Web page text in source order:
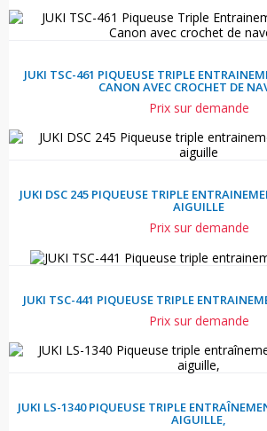
JUKI TSC-461 PIQUEUSE TRIPLE
CANON AVEC CROCHET DE
Prix sur demande
JUKI DSC 245 PIQUEUSE TRIPLE
AIGUILLE
Prix sur demande
JUKI TSC-441 PIQUEUSE TRIPLE
Prix sur demande
JUKI LS-1340 PIQUEUSE TRIPLE
AIGUILLE,